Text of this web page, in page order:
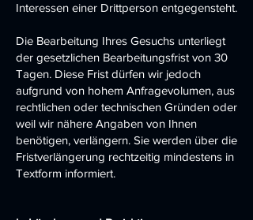
Interessen einer Drittperson entgegensteht.
Die Bearbeitung Ihres Gesuchs unterliegt
der gesetzlichen Bearbeitungsfrist von 30
Tagen. Diese Frist dürfen wir jedoch
aufgrund von hohem Anfragevolumen, aus
rechtlichen oder technischen Gründen oder
weil wir nähere Angaben von Ihnen
benötigen, verlängern. Sie werden über die
Fristverlängerung rechtzeitig mindestens in
Textform informiert.